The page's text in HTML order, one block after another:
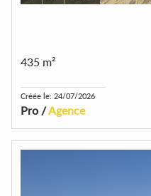
435 m²
Créée le: 24/07/2026
Pro /Agence